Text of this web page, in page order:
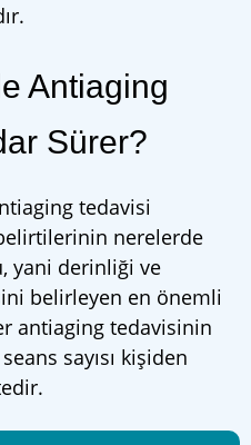
Antiaging
Sürer?
tedavisi
nerelerde
yani derinliği ve
belirleyen en önemli
antiaging tedavisinin
sayısı kişiden